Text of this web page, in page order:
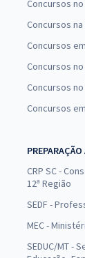
Concursos
Concursos na
Concursos
Concursos no
Concursos
Concursos
CRP SC -
12ª Região
SEDF -
MEC -
SEDUC/MT -